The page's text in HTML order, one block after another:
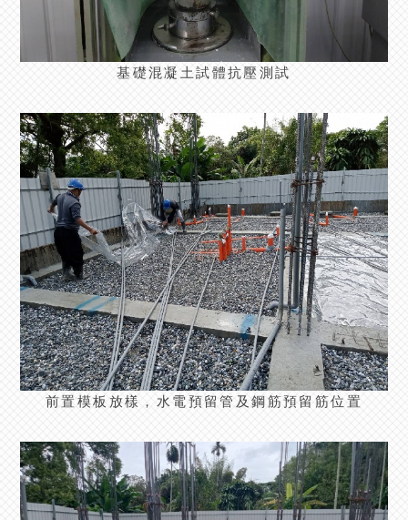
基礎混凝土試體抗壓測試
前置模板放樣，水電預留管及鋼筋預留筋位置